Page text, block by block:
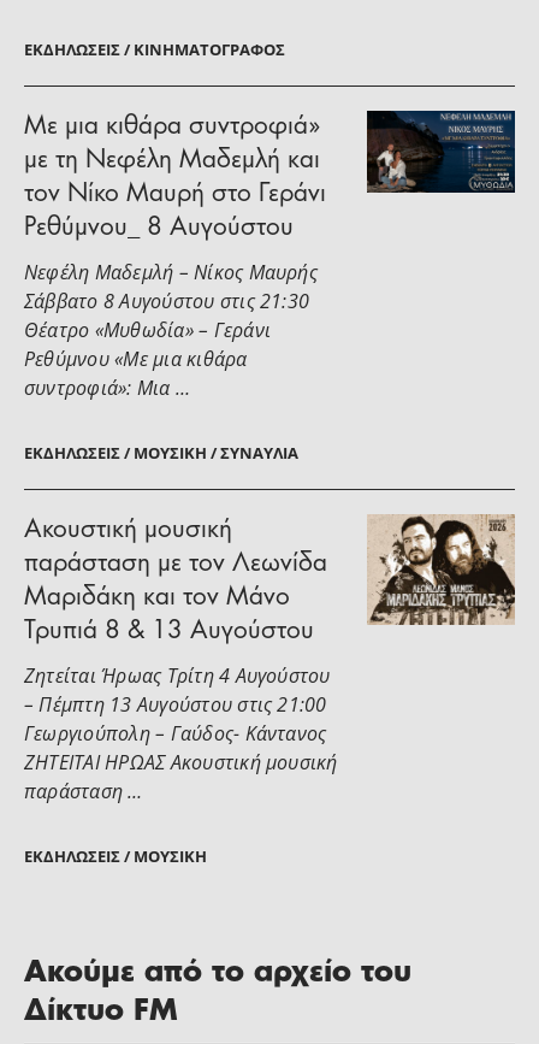
ΕΚΔΗΛΏΣΕΙΣ / ΚΙΝΗΜΑΤΟΓΡΆΦΟΣ
ΕΚΔΗΛΏΣΕΙΣ / ΜΟΥΣΙΚΉ / ΣΥΝΑΥΛΊΑ
Με μια κιθάρα συντροφιά»
με τη Νεφέλη Μαδεμλή και
τον Νίκο Μαυρή στο Γεράνι
Ρεθύμνου_ 8 Αυγούστου
Νεφέλη Μαδεμλή – Νίκος Μαυρής
Σάββατο 8 Αυγούστου στις 21:30
Θέατρο «Μυθωδία» – Γεράνι
Ρεθύμνου «Με μια κιθάρα
συντροφιά»: Μια …
ΕΚΔΗΛΏΣΕΙΣ / ΜΟΥΣΙΚΉ
Ακουστική μουσική
παράσταση με τον Λεωνίδα
Μαριδάκη και τον Μάνο
Τρυπιά 8 & 13 Αυγούστου
Ζητείται Ήρωας Τρίτη 4 Αυγούστου
– Πέμπτη 13 Αυγούστου στις 21:00
Γεωργιούπολη – Γαύδος- Κάντανος
ΖΗΤΕΙΤΑΙ ΗΡΩΑΣ Ακουστική μουσική
παράσταση …
Ακούμε από το αρχείο του
Δίκτυο FM